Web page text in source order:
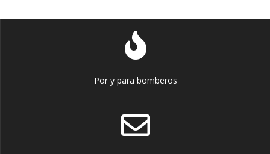
Por y para bomberos